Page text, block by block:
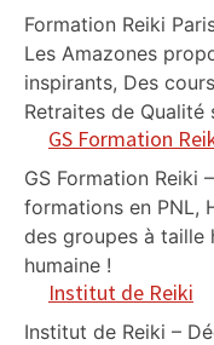
Formation Reiki
Les Amazones
inspirants, Des
Retraites de Qualité
GS Formation
GS Formation Reiki
formations en PNL,
des groupes à taille
humaine !
Institut de Reiki
Institut de Reiki –